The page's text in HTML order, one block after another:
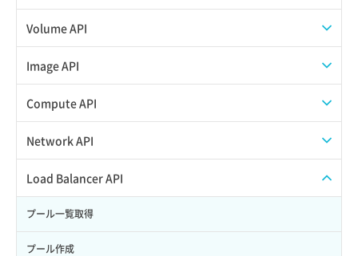
APIでVPSを作成する
API情報を確認する
Credential一覧取得
Credential作成
Credential削除
サブユーザーにロールを紐づけ
サブユーザー一覧取得
Volume API
スナップショット一覧取得
スナップショット作成
スナップショット削除
Image API
ISOイメージアップロード
ISOイメージ作成
イメージ一覧取得
イメージ保存使用量取得
イメージ保存容量取得
Compute API
ISOイメージ挿入/排出
SSHキーペア一覧取得
SSHキーペア作成
SSHキーペア削除
Network API
QoSポリシー一覧取得
QoSポリシー詳細取得
サブネット一覧取得
Load Balancer API
プール一覧取得
プール作成